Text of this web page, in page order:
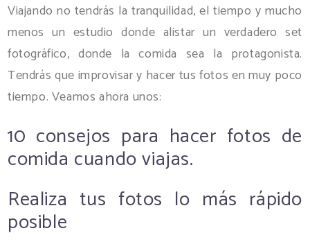
Viajando no tendrás la tranquilidad, el tiempo y mucho
menos un estudio donde alistar un verdadero set
fotográfico, donde la comida sea la protagonista.
Tendrás que improvisar y hacer tus fotos en muy poco
tiempo. Veamos ahora unos:
10 consejos para hacer fotos de
comida cuando viajas.
Realiza tus fotos lo más rápido
posible